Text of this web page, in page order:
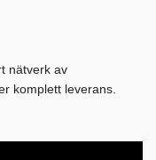
nätverk av
komplett leverans.